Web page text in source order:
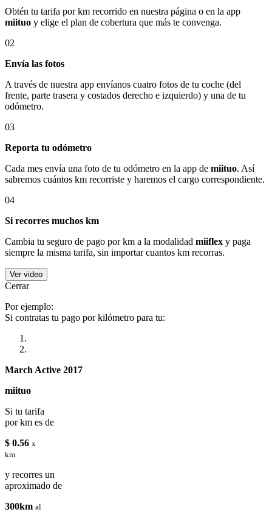
Obtén tu tarifa por km recorrido en nuestra página o en la app
miituo y elige el plan de cobertura que más te convenga.
02
Envía las fotos
A través de nuestra app envíanos cuatro fotos de tu coche (del
frente, parte trasera y costados derecho e izquierdo) y una de tu
odómetro.
03
Reporta tu odómetro
Cada mes envía una foto de tu odómetro en la app de miituo. Así
sabremos cuántos km recorriste y haremos el cargo correspondiente.
04
Si recorres muchos km
Cambia tu seguro de pago por km a la modalidad miiflex y paga
siempre la misma tarifa, sin importar cuantos km recorras.
Ver video
Cerrar
Por ejemplo:
Si contratas tu pago por kilómetro para tu:
March Active 2017
miituo
Si tu tarifa
por km es de
$ 0.56 x
km
y recorres un
aproximado de
300km al